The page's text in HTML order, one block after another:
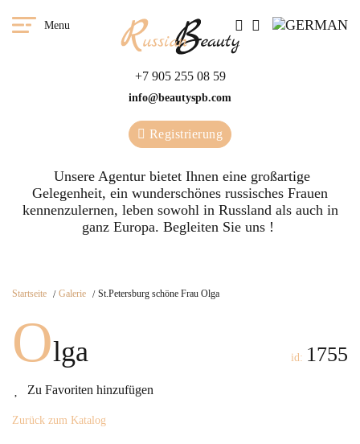
Menu
+7 905 255 08 59
info@beautyspb.com
Registrierung
Unsere Agentur bietet Ihnen eine großartige
Gelegenheit, ein wunderschönes russisches Frauen
kennenzulernen, leben sowohl in Russland als auch in
ganz Europa. Begleiten Sie uns !
Startseite Galerie St.Petersburg schöne Frau Olga
Olga
Zu Favoriten hinzufügen
id: 1755
Zurück zum Katalog